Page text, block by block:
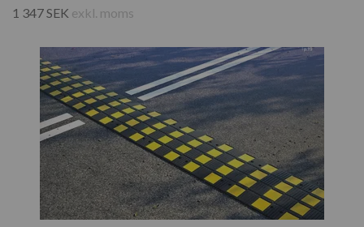
1 347 SEK exkl. moms